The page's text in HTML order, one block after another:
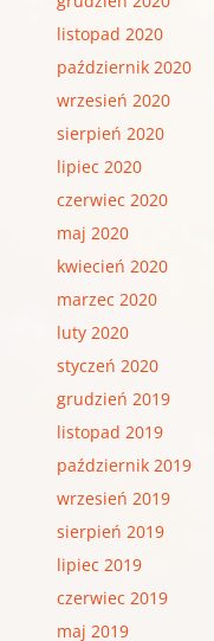
listopad 2020
październik 2020
wrzesień 2020
sierpień 2020
lipiec 2020
czerwiec 2020
maj 2020
kwiecień 2020
marzec 2020
luty 2020
styczeń 2020
grudzień 2019
listopad 2019
październik 2019
wrzesień 2019
sierpień 2019
lipiec 2019
czerwiec 2019
maj 2019